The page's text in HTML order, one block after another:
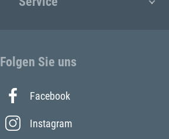
Folgen Sie uns
Facebook
Instagram